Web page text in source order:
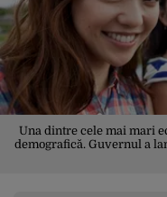
Una dintre cele mai mari
demografică. Guvernul a